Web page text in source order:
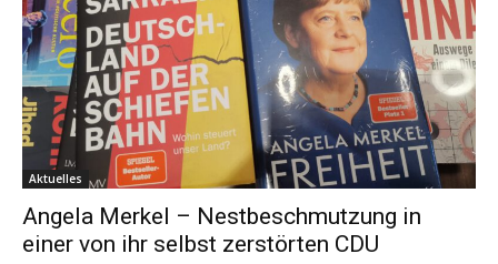
Aktuelles
Angela Merkel – Nestbeschmutzung in
einer von ihr selbst zerstörten CDU